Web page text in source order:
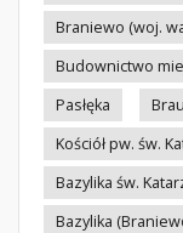
Braniewo (woj.
Budownictwo
Pasłęka
Kościół pw. św.
Bazylika św.
Bazylika